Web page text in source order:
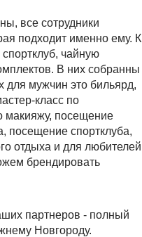
все сотрудники
подходит именно ему. К
чайную
В них собранны
для мужчин это бильярд,
класс по
макияжу, посещение
посещение спортклуба,
отдыха и для любителей
брендировать
партнеров - полный
Новгороду.